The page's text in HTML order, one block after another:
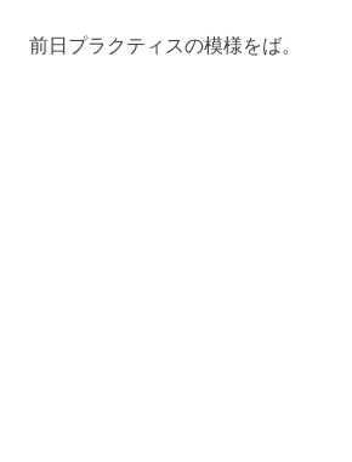
前日プラクティスの模様をば。